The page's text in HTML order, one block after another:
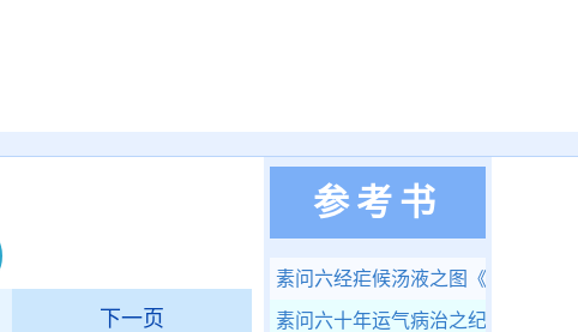
下一页
参考书
素问六经疟候汤液之图 《此事难知
素问六十年运气病治之纪